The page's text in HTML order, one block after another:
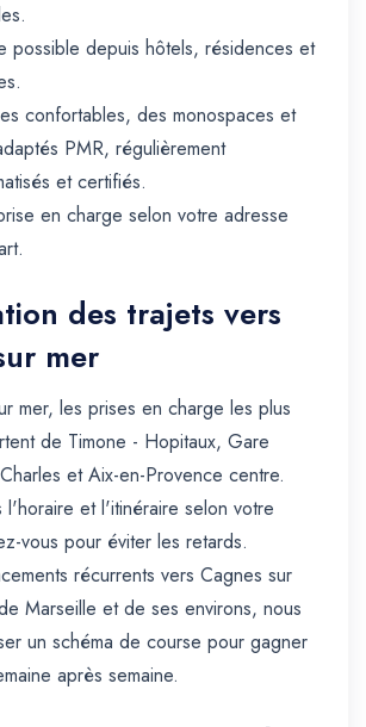
possible depuis hôtels, résidences et
confortables, des monospaces et
PMR, régulièrement
et certifiés.
en charge selon votre adresse
des trajets vers
mer
mer, les prises en charge les plus
de Timone - Hopitaux, Gare
et Aix-en-Provence centre.
l'horaire et l'itinéraire selon votre
vous pour éviter les retards.
récurrents vers Cagnes sur
Marseille et de ses environs, nous
un schéma de course pour gagner
après semaine.